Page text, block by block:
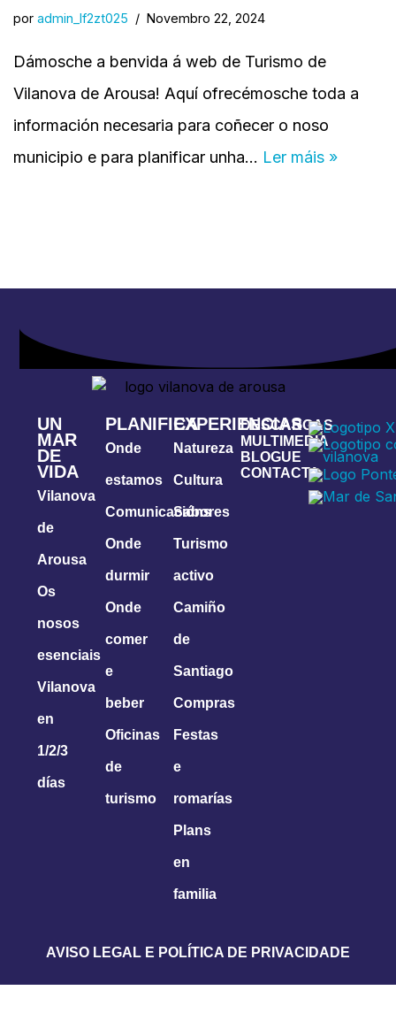
por admin_lf2zt025 Novembro 22, 2024
Dámosche a benvida á web de Turismo de
Vilanova de Arousa! Aquí ofrecémosche toda a
información necesaria para coñecer o noso
municipio e para planificar unha… Ler máis »
UN
MAR
DE
VIDA
Vilanova
de
Arousa
Os
nosos
esenciais
Vilanova
en
1/2/3
días
PLANIFICA
Onde
estamos
Comunicacións
Onde
durmir
Onde
comer
e
beber
Oficinas
de
turismo
EXPERIENCIAS
Natureza
Cultura
Sabores
Turismo
activo
Camiño
de
Santiago
Compras
Festas
e
romarías
Plans
en
familia
DESCARGAS
MULTIMEDIA
BLOGUE
CONTACTA
AVISO LEGAL E POLÍTICA DE PRIVACIDADE